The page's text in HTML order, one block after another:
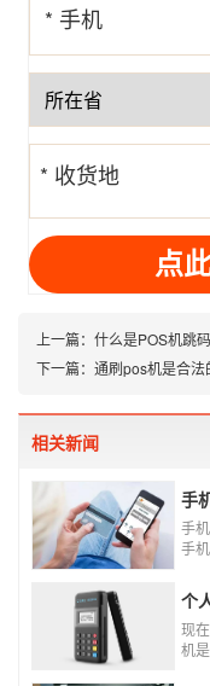
* 手机
号
* 收货地
址
上一篇： 什么是POS机跳
下一篇： 通刷pos机是合法
相关新闻
手
手
手
个
现
机